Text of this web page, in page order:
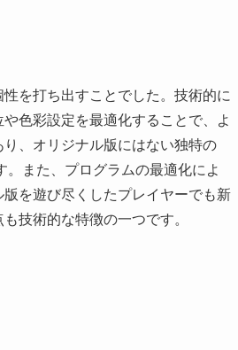
を打ち出すことでした。技術的に
色彩設定を最適化することで、よ
、オリジナル版にはない独特の
また、プログラムの最適化によ
を遊び尽くしたプレイヤーでも新
技術的な特徴の一つです。